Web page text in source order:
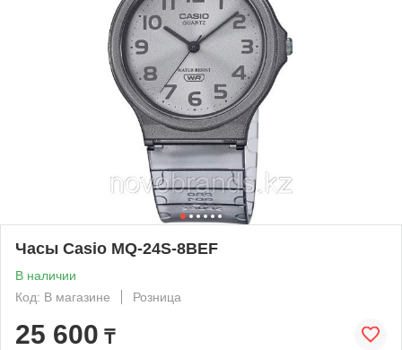
Часы Casio MQ-24S-8BEF
В наличии
Код: В магазине
Розница
25 600 ₸